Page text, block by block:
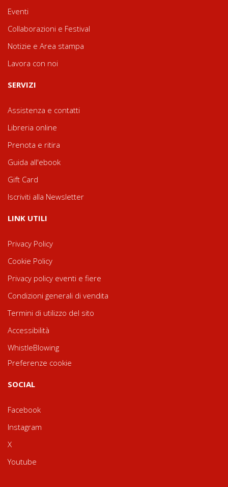
Eventi
Collaborazioni e Festival
Notizie e Area stampa
Lavora con noi
SERVIZI
Assistenza e contatti
Libreria online
Prenota e ritira
Guida all'ebook
Gift Card
Iscriviti alla Newsletter
LINK UTILI
Privacy Policy
Cookie Policy
Privacy policy eventi e fiere
Condizioni generali di vendita
Termini di utilizzo del sito
Accessibilità
WhistleBlowing
Preferenze cookie
SOCIAL
Facebook
Instagram
X
Youtube